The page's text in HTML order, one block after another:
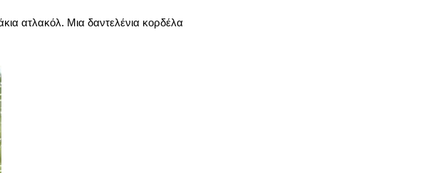
ατλακόλ. Μια δαντελένια κορδέλα